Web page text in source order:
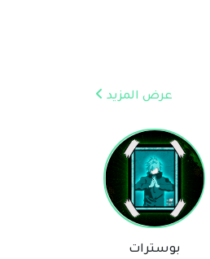
عرض المزيد
روايات